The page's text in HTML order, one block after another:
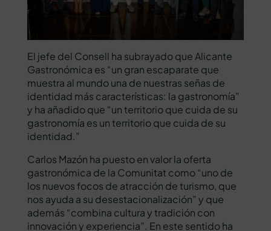
El jefe del Consell ha subrayado que Alicante
Gastronómica es “un gran escaparate que
muestra al mundo una de nuestras señas de
identidad más características: la gastronomía”
y ha añadido que “un territorio que cuida de su
gastronomía es un territorio que cuida de su
identidad.”
Carlos Mazón ha puesto en valor la oferta
gastronómica de la Comunitat como “uno de
los nuevos focos de atracción de turismo, que
nos ayuda a su desestacionalización” y que
además “combina cultura y tradición con
innovación y experiencia”. En este sentido ha